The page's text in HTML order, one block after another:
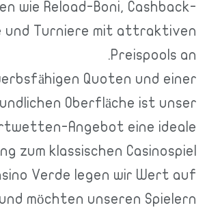
wie Reload-Boni,
und Turniere mit
Quoten und
Oberfläche ist
Sportwetten-Angebot eine
zum klassischen
Im Casino Verde legen wir
und möchten unseren